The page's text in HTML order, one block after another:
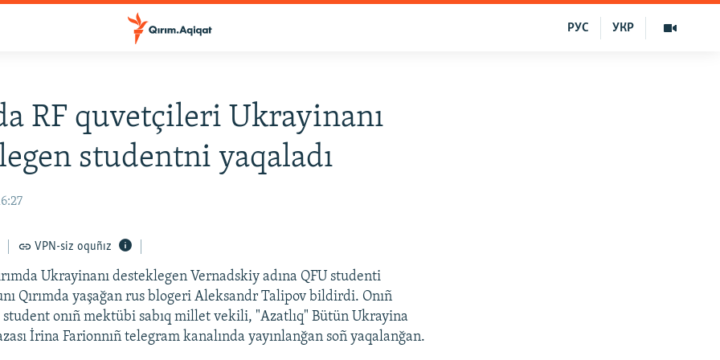
УКР
РУС
RF quvetçileri Ukrayinanı
studentni yaqaladı
VPN-siz oquñız
Ukrayinanı desteklegen Vernadskiy adına QFU studenti
Qırımda yaşağan rus blogeri Aleksandr Talipov bildirdi. Onıñ
onıñ mektübi sabıq millet vekili, "Azatlıq" Bütün Ukrayina
İrina Farionnıñ telegram kanalında yayınlanğan soñ yaqalanğan.